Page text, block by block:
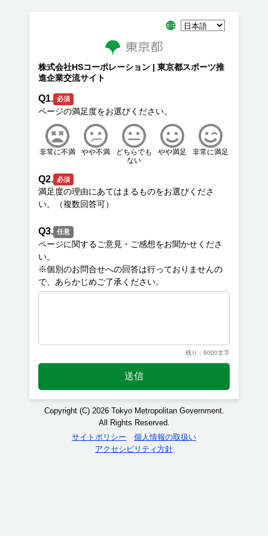
株式会社HSコーポレーション | 東京都スポーツ推
進企業交流サイト
Q1. 必須
非常に不満 やや不満
どちらでも
ない
やや満足 非常に満足
Q2. 必須
満足度の理由にあてはまるものをお選びくださ
Q3. 任意
ページに関するご意見・ご感想をお聞かせくださ
い。
※個別のお問合せへの回答は行っておりませんの
残り：6000文字
送信
Copyright (C) 2026 Tokyo Metropolitan Government.
All Rights Reserved.
サイトポリシー
個人情報の取扱い
アクセシビリティ方針